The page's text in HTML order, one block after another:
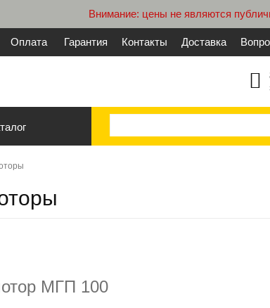
Внимание: цены не являются
Оплата Гарантия Контакты Доставка
МГП 100